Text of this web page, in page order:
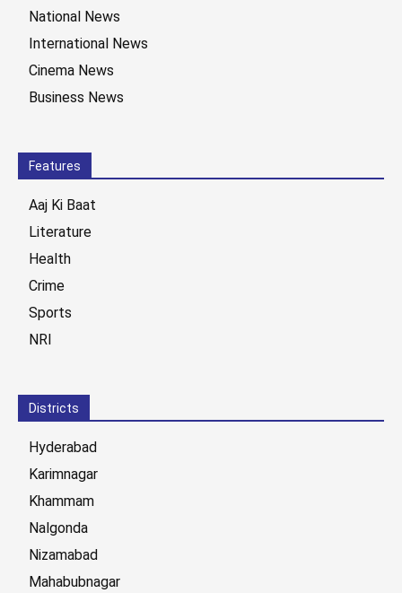
National News
International News
Cinema News
Business News
Features
Aaj Ki Baat
Literature
Health
Crime
Sports
NRI
Districts
Hyderabad
Karimnagar
Khammam
Nalgonda
Nizamabad
Mahabubnagar